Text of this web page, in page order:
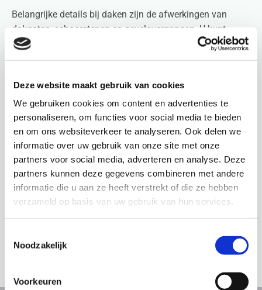
Deze website maakt gebruik van cookies
We gebruiken cookies om content en advertenties te
personaliseren, om functies voor social media te bieden
en om ons websiteverkeer te analyseren. Ook delen we
informatie over uw gebruik van onze site met onze
partners voor social media, adverteren en analyse. Deze
partners kunnen deze gegevens combineren met andere
informatie die u aan ze heeft verstrekt of die ze hebben
verzameld op basis van uw gebruik van hun services.
Noodzakelijk
Voorkeuren
Belangrijke details bij daken zijn de afwerkingen van
dakgoten, schoorstenen en gevelovergangen. U kunt
daarbij kiezen tussen zinkwerk en loodwerk. Deze
materialen voegen beide een verfijnd accent toe aan uw
panden regelmatig voorzien van zink- en loodwerk?